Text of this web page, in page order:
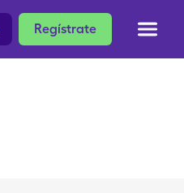
Regístrate